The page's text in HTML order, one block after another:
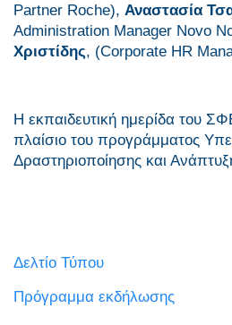
Partner Roche), Αναστασία
Administration Manager Novo
Χριστίδης, (Corporate HR
Η εκπαιδευτική ημερίδα του
πλαίσιο του προγράμματος
Δραστηριοποίησης και
Δελτίο Τύπου
Πρόγραμμα εκδήλωσης